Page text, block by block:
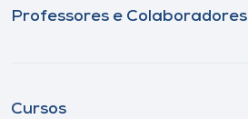
Professores e Colaboradores
Cursos